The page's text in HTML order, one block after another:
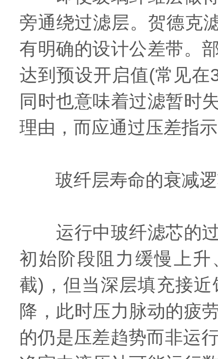
旁通绕过滤层。贺德克
有明确的设计公差带。
达到预设开启值(常见
同时也意味着过滤暂时
理由，而应通过压差指
玻纤层寿命的衰减
运行中玻纤滤芯的过
初始阶段阻力缓慢上
截)，但当深层填充接
降，此时压力脉动的疲
的仍是压差趋势而非运